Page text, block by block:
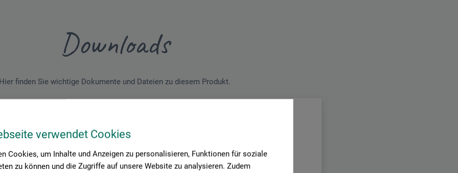
verwendet Cookies
Cookies, um Inhalte und Anzeigen zu personalisieren, Funktionen für soziale
zu können und die Zugriffe auf unsere Website zu analysieren. Zudem
Downloads
Hier finden Sie wichtige Dokumente und Dateien zu diesem Produkt.